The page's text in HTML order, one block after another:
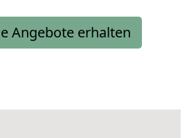
Angebote erhalten